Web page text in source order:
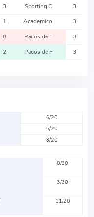
3 Sporting C 3
1 Academico 3
0 Pacos de F 3
2 Pacos de F 3
6/20
6/20
8/20
8/20
3/20
11/20